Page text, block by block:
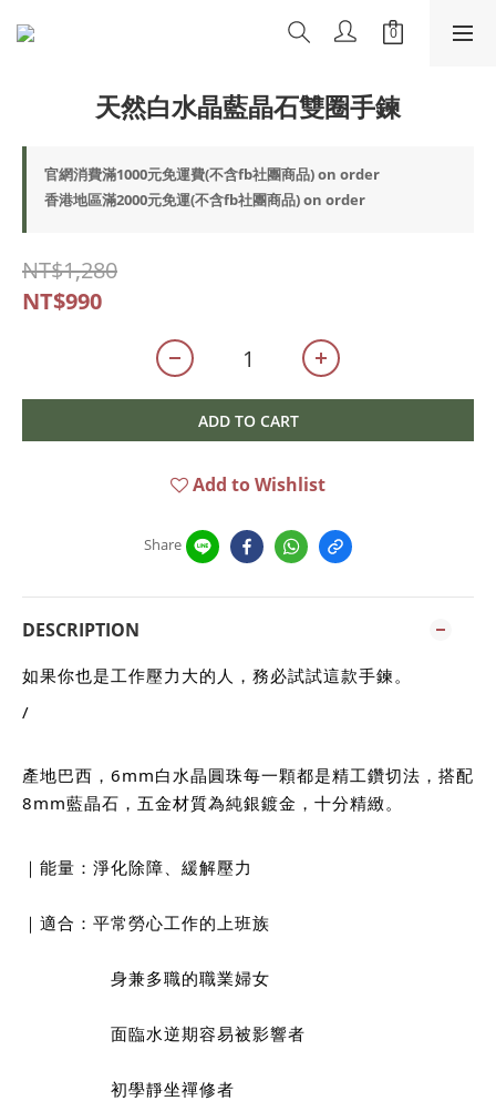
天然白水晶藍晶石雙圈手鍊
官網消費滿1000元免運費(不含fb社團商品) on order
香港地區滿2000元免運(不含fb社團商品) on order
NT$1,280
NT$990
ADD TO CART
Add to Wishlist
Share
DESCRIPTION
如果你也是工作壓力大的人，務必試試這款手鍊。
/
產地巴西，6mm白水晶圓珠每一顆都是精工鑽切法，搭配
8mm藍晶石，五金材質為純銀鍍金，十分精緻。
｜能量：淨化除障、緩解壓力
｜適合：平常勞心工作的上班族
                身兼多職的職業婦女
                面臨水逆期容易被影響者
                初學靜坐禪修者